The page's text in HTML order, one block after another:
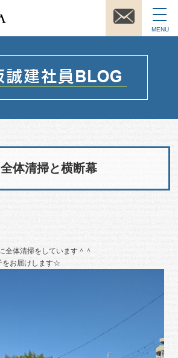
MENU
全体清掃と横断幕
全体清掃をしています＾＾
をお届けします☆